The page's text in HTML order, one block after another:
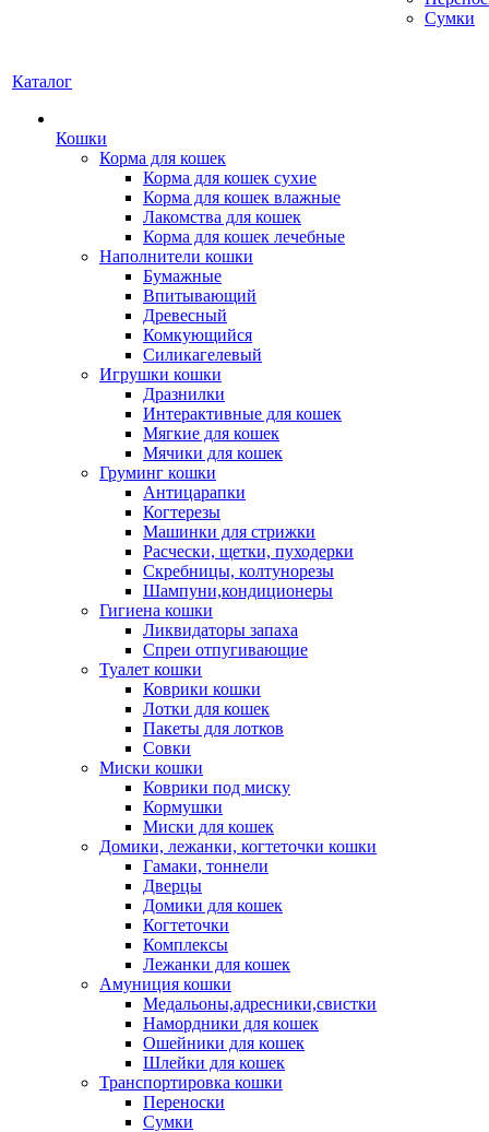
Сумки
Каталог
Кошки
Корма для кошек
Корма для кошек сухие
Корма для кошек влажные
Лакомства для кошек
Корма для кошек лечебные
Наполнители кошки
Бумажные
Впитывающий
Древесный
Комкующийся
Силикагелевый
Игрушки кошки
Дразнилки
Интерактивные для кошек
Мягкие для кошек
Мячики для кошек
Груминг кошки
Антицарапки
Когтерезы
Машинки для стрижки
Расчески, щетки, пуходерки
Скребницы, колтунорезы
Шампуни,кондиционеры
Гигиена кошки
Ликвидаторы запаха
Спреи отпугивающие
Туалет кошки
Коврики кошки
Лотки для кошек
Пакеты для лотков
Совки
Миски кошки
Коврики под миску
Кормушки
Миски для кошек
Домики, лежанки, когтеточки кошки
Гамаки, тоннели
Дверцы
Домики для кошек
Когтеточки
Комплексы
Лежанки для кошек
Амуниция кошки
Медальоны,адресники,свистки
Намордники для кошек
Ошейники для кошек
Шлейки для кошек
Транспортировка кошки
Переноски
Сумки